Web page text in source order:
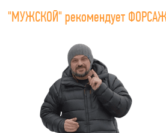
"МУЖСКОЙ" рекомендует